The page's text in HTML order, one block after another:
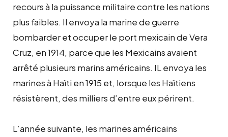
recours à la puissance militaire contre les nations
plus faibles. Il envoya la marine de guerre
bombarder et occuper le port mexicain de Vera
Cruz, en 1914, parce que les Mexicains avaient
arrêté plusieurs marins américains. IL envoya les
marines à Haïti en 1915 et, lorsque les Haïtiens
résistèrent, des milliers d’entre eux périrent.
L’année suivante, les marines américains